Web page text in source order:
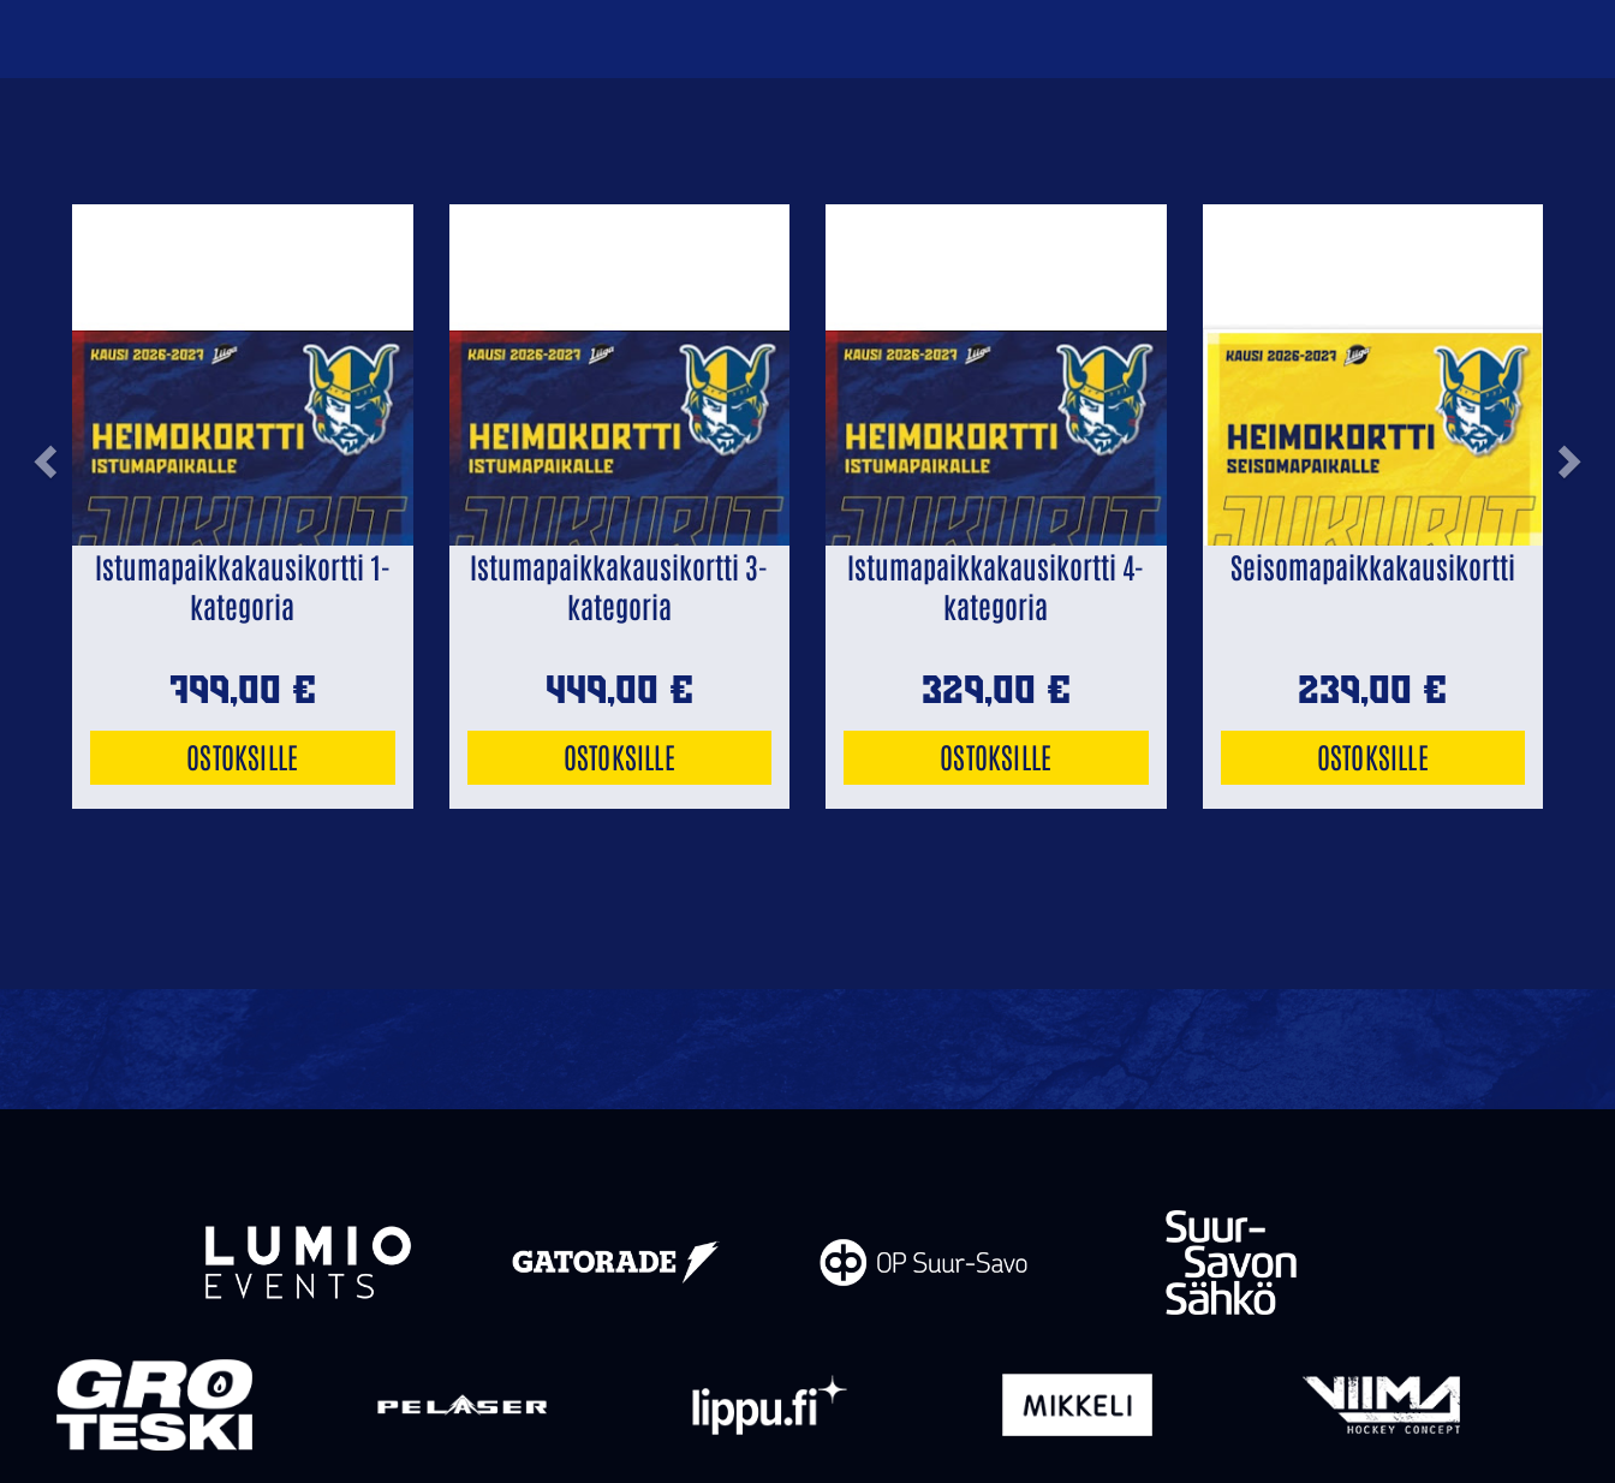
Istumapaikkakausikortti 1-
kategoria
799,00 €
OSTOKSILLE
Istumapaikkakausikortti 3-
kategoria
449,00 €
OSTOKSILLE
Istumapaikkakausikortti 4-
kategoria
329,00 €
OSTOKSILLE
Seisomapaikkakausikortti
239,00 €
OSTOKSILLE
Previous